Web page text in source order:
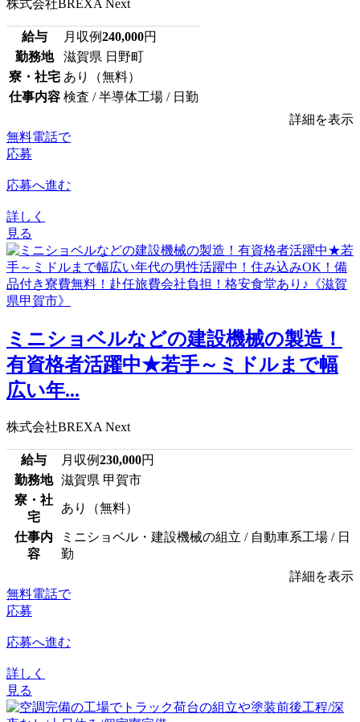
株式会社BREXA Next
給与 月収例240,000円
勤務地
滋賀県 日野町
寮・社宅 あり（無料）
仕事内容 検査 / 半導体工場 / 日勤
詳細を表示
無料電話で
応募
応募へ進む
詳しく
見る
ミニショベルなどの建設機械の製造！
有資格者活躍中★若手～ミドルまで幅
広い年...
株式会社BREXA Next
給与 月収例230,000円
勤務地
滋賀県 甲賀市
寮・社
宅
あり（無料）
仕事内
容
ミニショベル・建設機械の組立 / 自動車系工場 / 日
勤
詳細を表示
無料電話で
応募
応募へ進む
詳しく
見る